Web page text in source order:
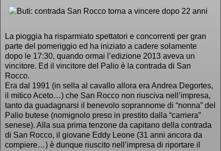
La pioggia ha risparmiato spettatori e concorrenti per gran
parte del pomeriggio ed ha iniziato a cadere solamente
dopo le 17:30, quando ormai l’edizione 2013 aveva un
vincitore. Ed il vincitore del Palio è la contrada di San
Rocco.
Era dal 1991 (in sella al cavallo allora era Andrea Degortes,
il mitico Aceto…) che San Rocco non riusciva nell’impresa,
tanto da guadagnarsi il benevolo soprannome di “nonna” del
Palio butese (nomignolo preso in prestito dalla “carriera”
senese). Alla sua prima tenzone da capitano della contrada
di San Rocco, il giovane Eddy Leone (31 anni ancora da
compiere…) è dunque riuscito nell’impresa di riportare il